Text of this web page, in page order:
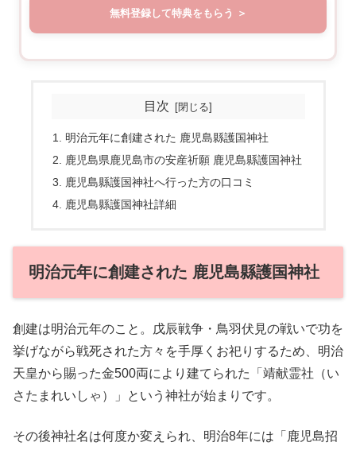
無料登録して特典をもらう
目次
明治元年に創建された 鹿児島縣護国神社
鹿児島県鹿児島市の安産祈願 鹿児島縣護国神社
鹿児島縣護国神社へ行った方の口コミ
鹿児島縣護国神社詳細
明治元年に創建された 鹿児島縣護国神社
創建は明治元年のこと。戊辰戦争・鳥羽伏見の戦いで功を
挙げながら戦死された方々を手厚くお祀りするため、明治
天皇から賜った金500両により建てられた「靖献霊社（い
さたまれいしゃ）」という神社が始まりです。
その後神社名は何度か変えられ、明治8年には「鹿児島招